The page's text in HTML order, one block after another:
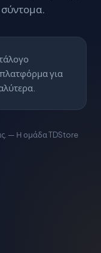
για
— Η ομάδα TDStore